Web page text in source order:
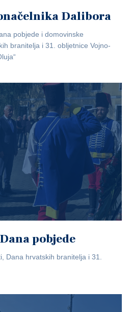
Dalibora
pobjede i domovinske
branitelja i 31. obljetnice Vojno-
pobjede
Dana hrvatskih branitelja i 31.